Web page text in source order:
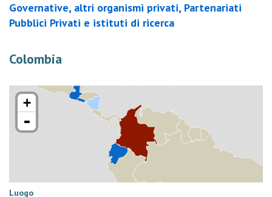
Governative, altri organismi privati, Partenariati
Pubblici Privati e istituti di ricerca
Colombia
+
-
Luogo